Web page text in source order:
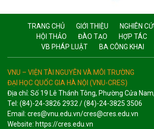
TRANG CHỦ GIỚI THIỆU
NGHIÊN
HỘI THẢO
ĐÀO TẠO HỢP TÁC
VB PHÁP LUẬT
BA CÔNG KHAI
VNU – VIỆN TÀI NGUYÊN VÀ MÔI TRƯỜNG
ĐẠI HỌC QUỐC GIA HÀ NỘI (VNU-CRES)
Địa chỉ: Số 19 Lê Thánh Tông, Phường Cửa
Tel: (84)-24-3826 2932 / (84)-24-3825 3506
Email: cres@vnu.edu.vn/cres@cres.edu.vn
Website: https://cres.edu.vn